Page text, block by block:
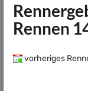
Rennen
vorheriges